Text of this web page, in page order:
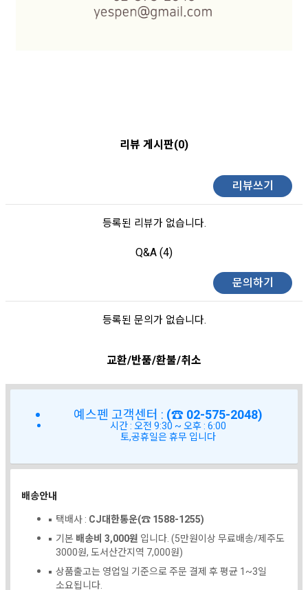
리뷰 게시판(0)
리뷰쓰기
등록된 리뷰가 없습니다.
Q&A (4)
문의하기
등록된 문의가 없습니다.
교환/반품/환불/취소
예스펜 고객센터 : (☎ 02-575-2048)
시간 : 오전 9:30 ~ 오후 : 6:00
토,공휴일은 휴무 입니다
배송안내
택배사 : CJ대한통운(☎ 1588-1255)
기본 배송비 3,000원 입니다. (5만원이상 무료배송/제주도
3000원, 도서산간지역 7,000원)
상품출고는 영업일 기준으로 주문 결제 후 평균 1~3일
소요됩니다.